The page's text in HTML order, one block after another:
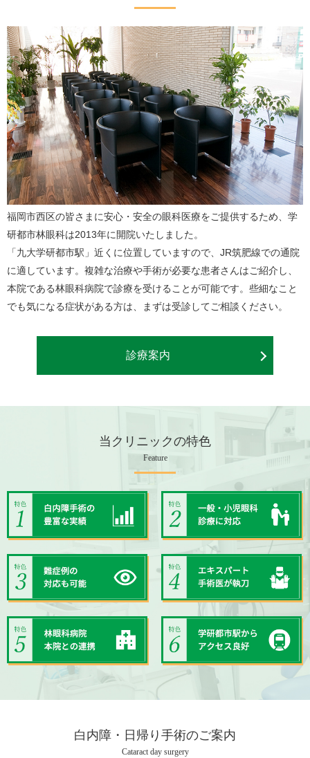
福岡市西区の皆さまに安心・安全の眼科医療をご提供するため、学
研都市林眼科は2013年に開院いたしました。
「九大学研都市駅」近くに位置していますので、JR筑肥線での通院
に適しています。複雑な治療や手術が必要な患者さんはご紹介し、
本院である林眼科病院で診療を受けることが可能です。些細なこと
でも気になる症状がある方は、まずは受診してご相談ください。
診療案内
当クリニックの特色
Feature
白内障・日帰り手術のご案内
Cataract day surgery